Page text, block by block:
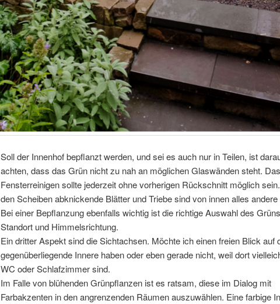
Soll der Innenhof bepflanzt werden, und sei es auch nur in Teilen, ist
achten, dass das Grün nicht zu nah an möglichen Glaswänden steht.
Fensterreinigen sollte jederzeit ohne vorherigen Rückschnitt möglich
den Scheiben abknickende Blätter und Triebe sind von innen alles
Bei einer Bepflanzung ebenfalls wichtig ist die richtige Auswahl des
Standort und Himmelsrichtung.
Ein dritter Aspekt sind die Sichtachsen. Möchte ich einen freien Blick auf
gegenüberliegende Innere haben oder eben gerade nicht, weil dort
WC oder Schlafzimmer sind.
Im Falle von blühenden Grünpflanzen ist es ratsam, diese im Dialog mit
Farbakzenten in den angrenzenden Räumen auszuwählen. Eine farbige